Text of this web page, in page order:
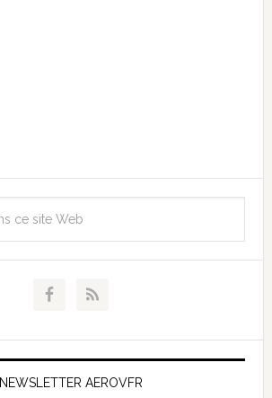
NEWSLETTER AEROVFR